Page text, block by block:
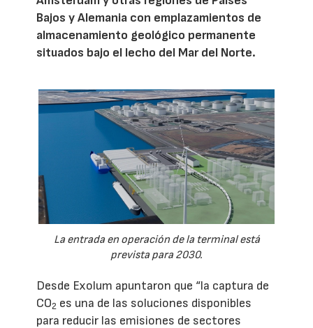
Bajos y Alemania con emplazamientos de
almacenamiento geológico permanente
situados bajo el lecho del Mar del Norte.
La entrada en operación de la terminal está
prevista para 2030.
Desde Exolum apuntaron que “la captura de
CO2 es una de las soluciones disponibles
para reducir las emisiones de sectores